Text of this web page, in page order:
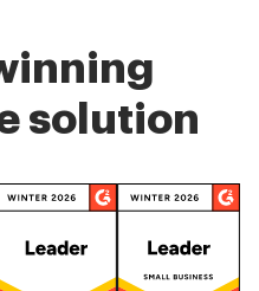
solution